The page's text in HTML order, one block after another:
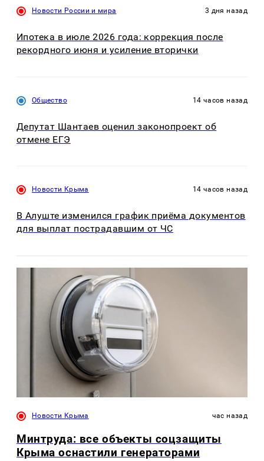
Новости России и мира 3 дня назад
Ипотека в июле 2026 года: коррекция после
рекордного июня и усиление вторички
Общество 14 часов назад
Депутат Шантаев оценил законопроект об
отмене ЕГЭ
Новости Крыма 14 часов назад
В Алуште изменился график приёма документов
для выплат пострадавшим от ЧС
Новости Крыма час назад
Минтруда: все объекты соцзащиты
Крыма оснастили генераторами